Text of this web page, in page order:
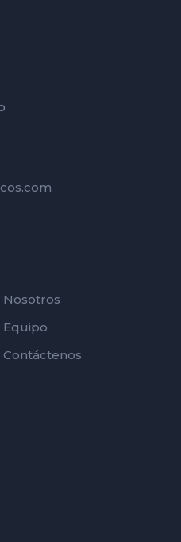
Nosotros
Equipo
Contáctenos